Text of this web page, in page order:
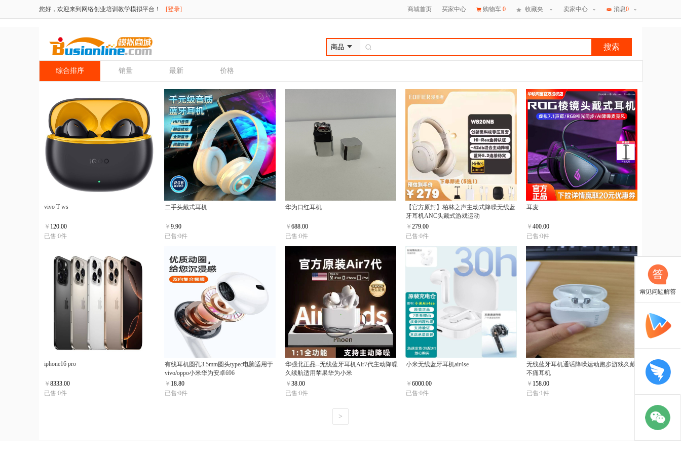
您好，欢迎来到网络创业培训教学模拟平台！ [登录] 商城首页 买家中心 购物车 0 收藏夹 卖家中心 消息0
消息 ×
搜索
综合排序 销量 最新 价格
￥ 120.00
已售:0件
二手头戴式耳机
￥ 9.90
已售:0件
华为口红耳机
￥ 688.00
已售:0件
【官方原封】柏林之声主动式降噪无线蓝
牙耳机ANC头戴式游戏运动
￥ 279.00
已售:0件
耳麦
￥ 400.00
已售:0件
iphone16 pro
￥ 8333.00
已售:0件
有线耳机圆孔3.5mm圆头typec电脑适用于
vivo/oppo小米华为安卓696
￥ 18.80
已售:0件
华强北正品--无线蓝牙耳机Air7代主动降噪
久续航适用苹果华为小米
￥ 38.00
已售:0件
小米无线蓝牙耳机air4se
￥ 6000.00
已售:0件
无线蓝牙耳机通话降噪运动跑步游戏久戴
不痛耳机
￥ 158.00
已售:1件
>